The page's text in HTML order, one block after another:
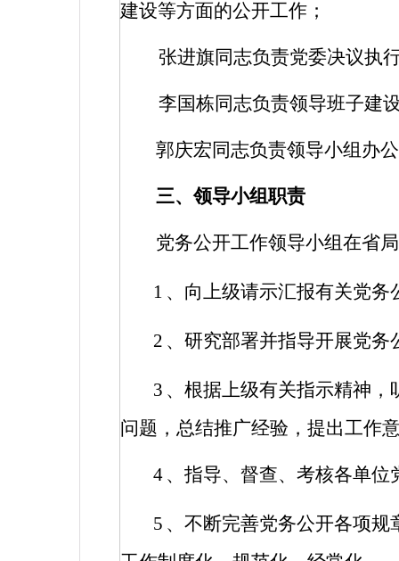
建设等方面的公开工作；
张进旗同志负责党委决议执
李国栋同志负责领导班子建
郭庆宏同志负责领导小组办
三、领导小组职责
党务公开工作领导小组在省
1 、向上级请示汇报有关党务
2 、研究部署并指导开展党务
3 、根据上级有关指示精神
问题，总结推广经验，提出工作
4 、指导、督查、考核各单
5 、不断完善党务公开各项